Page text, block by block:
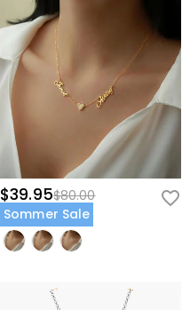
$39.95$80.00
Sommer Sale